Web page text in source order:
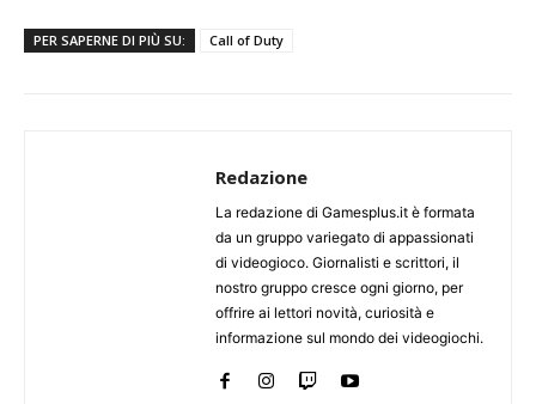
PER SAPERNE DI PIÙ SU: Call of Duty
Redazione
La redazione di Gamesplus.it è formata
da un gruppo variegato di appassionati
di videogioco. Giornalisti e scrittori, il
nostro gruppo cresce ogni giorno, per
offrire ai lettori novità, curiosità e
informazione sul mondo dei videogiochi.